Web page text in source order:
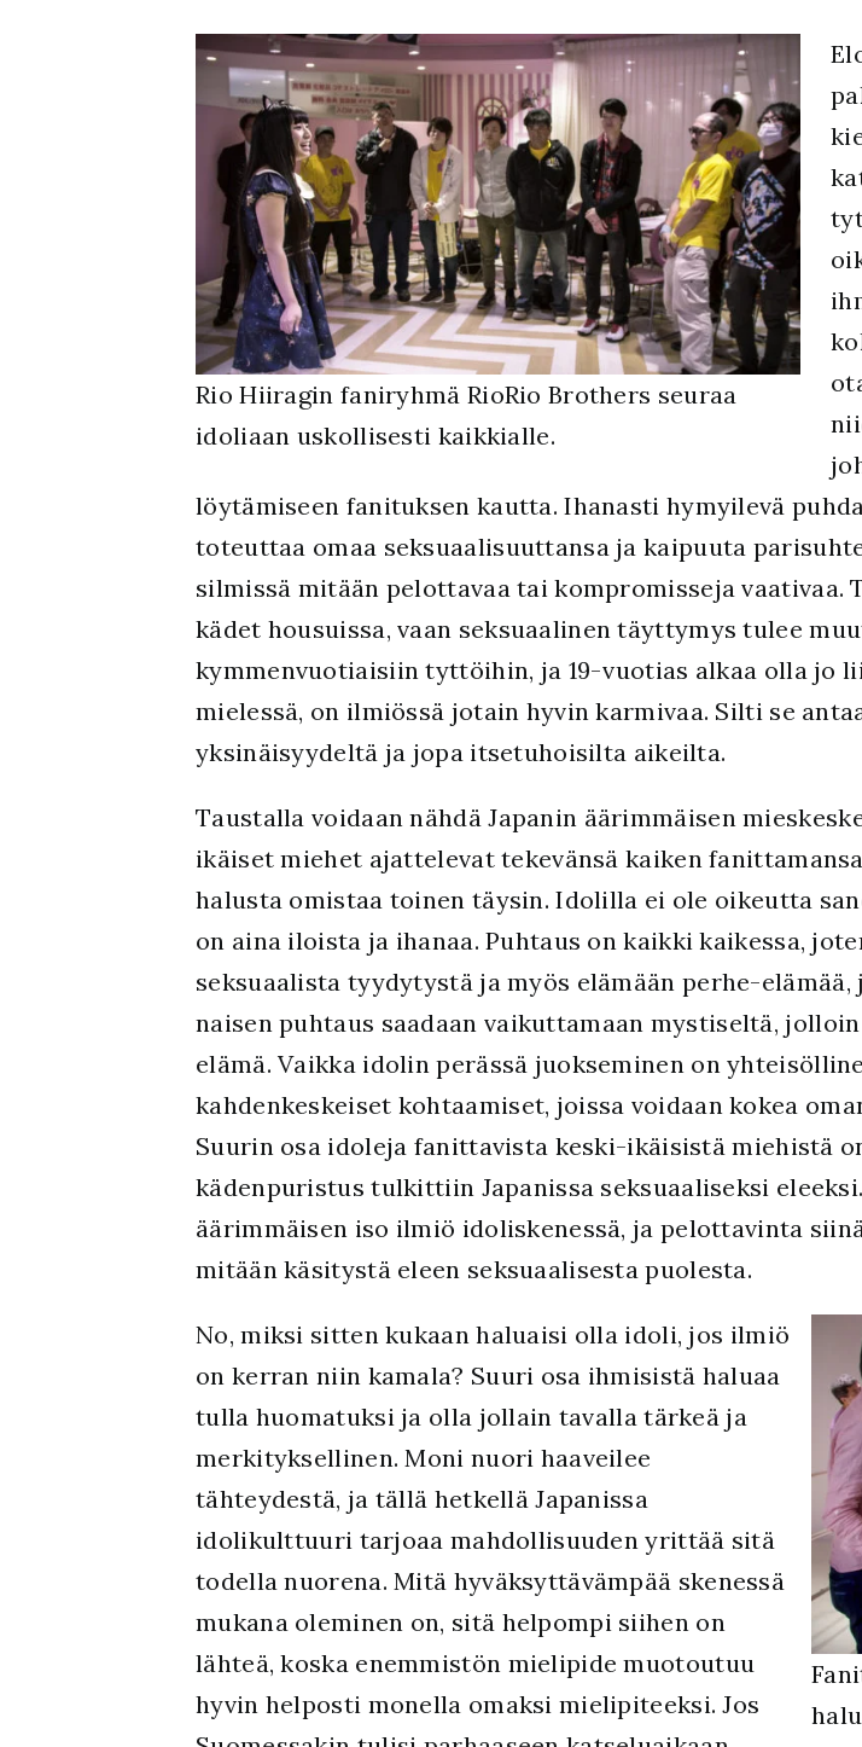
Rio Hiiragin faniryhmä RioRio Brothers seuraa
idoliaan uskollisesti kaikkialle.
löytämiseen fanituksen kautta. Ihanasti hymyilevä
toteuttaa omaa seksuaalisuuttansa ja kaipuuta
silmissä mitään pelottavaa tai kompromisseja vaativaa.
kädet housuissa, vaan seksuaalinen täyttymys tulee
kymmenvuotiaisiin tyttöihin, ja 19-vuotias alkaa olla jo
mielessä, on ilmiössä jotain hyvin karmivaa. Silti se
yksinäisyydeltä ja jopa itsetuhoisilta aikeilta.
Taustalla voidaan nähdä Japanin äärimmäisen
ikäiset miehet ajattelevat tekevänsä kaiken
halusta omistaa toinen täysin. Idolilla ei ole oikeutta
on aina iloista ja ihanaa. Puhtaus on kaikki kaikessa,
seksuaalista tyydytystä ja myös elämään perhe-
naisen puhtaus saadaan vaikuttamaan mystiseltä,
elämä. Vaikka idolin perässä juokseminen on
kahdenkeskeiset kohtaamiset, joissa voidaan kokea
Suurin osa idoleja fanittavista keski-ikäisistä miehistä
kädenpuristus tulkittiin Japanissa seksuaaliseksi
äärimmäisen iso ilmiö idoliskenessä, ja pelottavinta
mitään käsitystä eleen seksuaalisesta puolesta.
No, miksi sitten kukaan haluaisi olla idoli, jos ilmiö
on kerran niin kamala? Suuri osa ihmisistä haluaa
tulla huomatuksi ja olla jollain tavalla tärkeä ja
merkityksellinen. Moni nuori haaveilee
tähteydestä, ja tällä hetkellä Japanissa
idolikulttuuri tarjoaa mahdollisuuden yrittää sitä
todella nuorena. Mitä hyväksyttävämpää skenessä
mukana oleminen on, sitä helpompi siihen on
lähteä, koska enemmistön mielipide muotoutuu
hyvin helposti monella omaksi mielipiteeksi. Jos